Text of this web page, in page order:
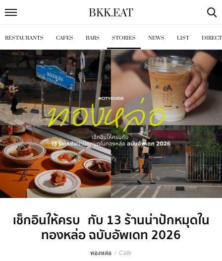
BKK.EAT
RESTAURANTS CAFES BARS STORIES NEWS LIST
เช็กอินให้ครบ กับ 13 ร้านน่าปักหมุดใน
ทองหล่อ ฉบับอัพเดท 2026
ทองหล่อ / Cafe